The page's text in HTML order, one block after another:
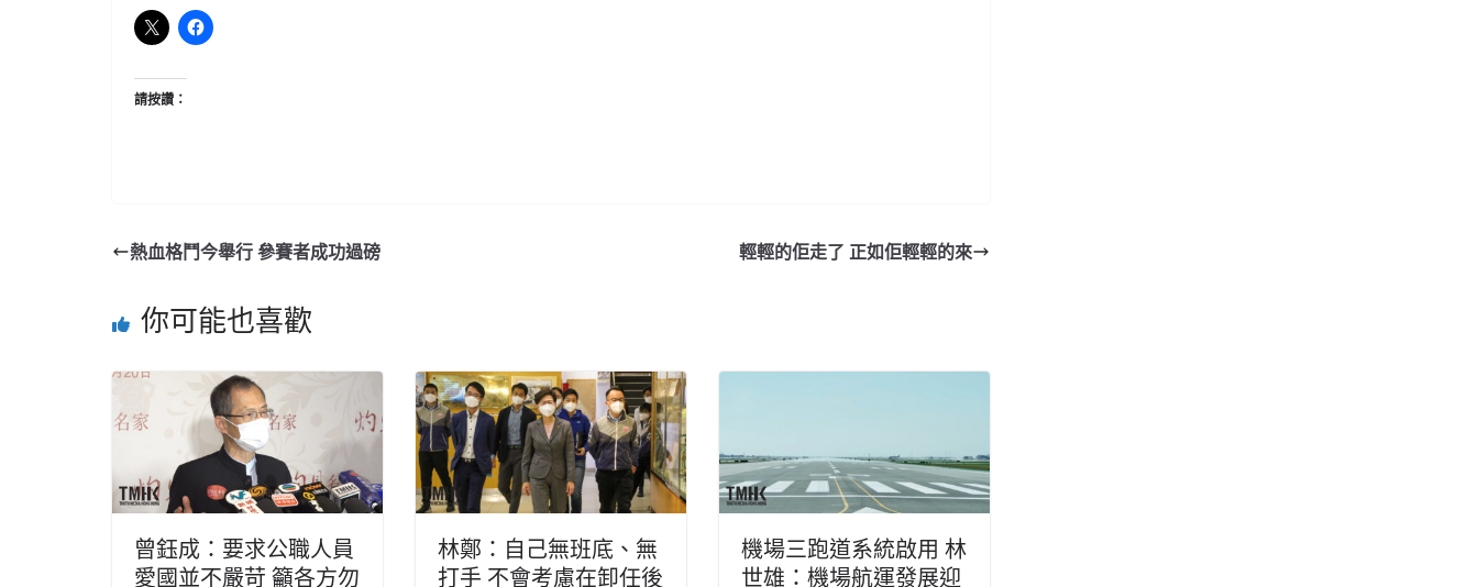
請按讚：
熱血格鬥今舉行 參賽者成功過磅 輕輕的佢走了 正如佢輕輕的來
你可能也喜歡
曾鈺成：要求公職人員
愛國並不嚴苛 籲各方勿
林鄭：自己無班底、無
打手 不會考慮在卸任後
機場三跑道系統啟用 林
世雄：機場航運發展迎